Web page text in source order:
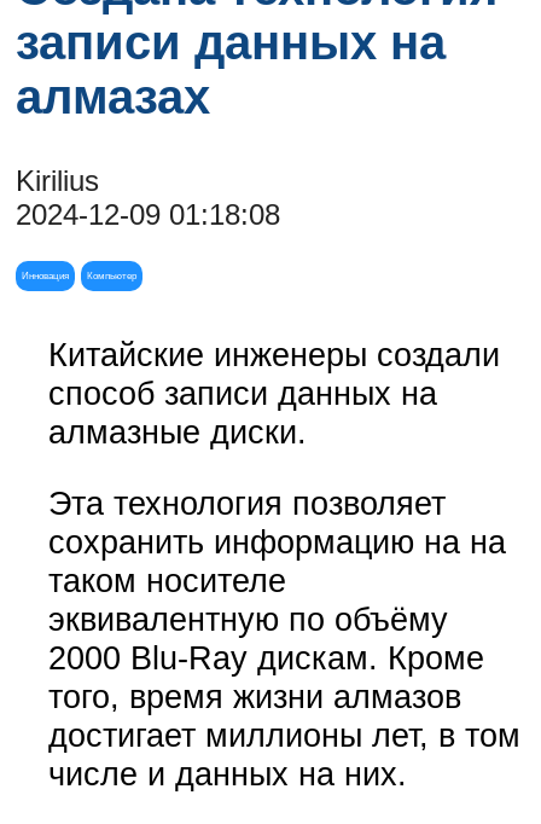
записи данных на
алмазах
Kirilius
2024-12-09 01:18:08
Инновация Компьютер
Китайские инженеры создали
способ записи данных на
алмазные диски.
Эта технология позволяет
сохранить информацию на на
таком носителе
эквивалентную по объёму
2000 Blu-Ray дискам. Кроме
того, время жизни алмазов
достигает миллионы лет, в том
числе и данных на них.